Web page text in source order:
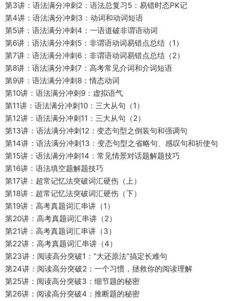
第3讲：语法满分冲刺2：语法总复习5：易错时态PK记
第4讲：语法满分冲刺3：动词和动词短语
第5讲：语法满分冲刺4：一语道破非谓语动词
第6讲：语法满分冲刺5：非谓语动词易错点总结（1）
第7讲：语法满分冲刺6：非谓语动词易错点总结（2）
第8讲：语法满分冲刺7：高考常见介词和介词短语
第9讲：语法满分冲刺8：情态动词
第10讲：语法满分冲刺9：虚拟语气
第11讲：语法满分冲刺10：三大从句（1）
第12讲：语法满分冲刺11：三大从句（2）
第13讲：语法满分冲刺12：变态句型之倒装句和强调句
第14讲：语法满分冲刺13：变态句型之省略句、感叹句和祈使句
第15讲：语法满分冲刺14：常见情景对话题解题技巧
第16讲：语法填空题解题技巧
第17讲：超常记忆法突破词汇硬伤（上）
第18讲：超常记忆法突破词汇硬伤（下）
第19讲：高考真题词汇串讲（1）
第20讲：高考真题词汇串讲（2）
第21讲：高考真题词汇串讲（3）
第22讲：高考真题词汇串讲（4）
第23讲：阅读高分突破1：“大还原法”搞定长难句
第24讲：阅读高分突破2：一个习惯，拯救你的阅读理解
第25讲：阅读高分突破3：细节题的秘密
第26讲：阅读高分突破4：推断题的秘密